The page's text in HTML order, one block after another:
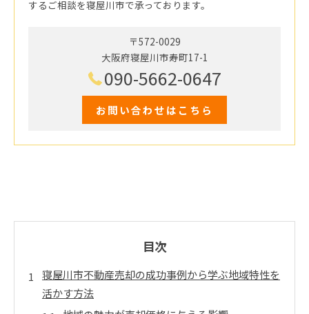
するご相談を寝屋川市で承っております。
〒572-0029
大阪府寝屋川市寿町17-1
090-5662-0647
お問い合わせはこちら
目次
寝屋川市不動産売却の成功事例から学ぶ地域特性を
活かす方法